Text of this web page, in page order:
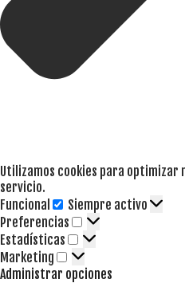
Utilizamos cookies para optimizar
servicio.
Funcional
Funcional
Siempre activo
Preferencias
Preferencias
Estadísticas Estadísticas
Marketing Marketing
Administrar opciones